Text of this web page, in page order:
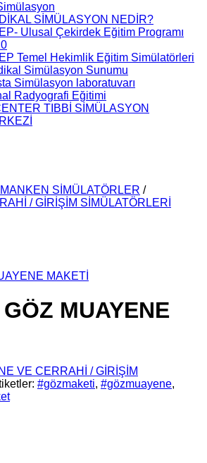
SİMÜLASYON NEDİR?
Ulusal Çekirdek Eğitim Programı
Temel Hekimlik Eğitim Simülatörleri
Simülasyon Sunumu
Simülasyon laboratuvarı
Radyografi Eğitimi
TIBBİ SİMÜLASYON
SİMÜLATÖRLER /
/ GİRİŞİM SİMÜLATÖRLERİ
MUAYENE
VE CERRAHİ / GİRİŞİM
#gözmaketi, #gözmuayene,